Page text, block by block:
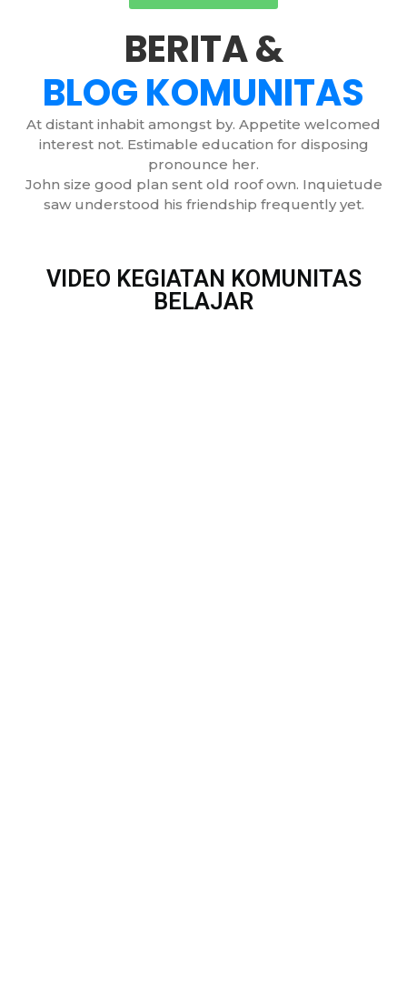
BERITA &
BLOG KOMUNITAS
At distant inhabit amongst by. Appetite welcomed
interest not. Estimable education for disposing
pronounce her.
John size good plan sent old roof own. Inquietude
saw understood his friendship frequently yet.
VIDEO KEGIATAN KOMUNITAS
BELAJAR